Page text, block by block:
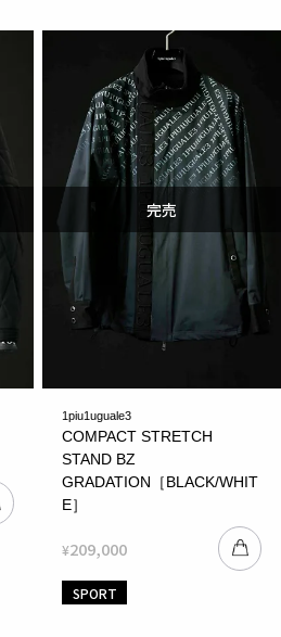
1piu1uguale3
COMPACT STRETCH
STAND BZ
GRADATION［BLACK/WHIT
E］
¥209,000
SPORT